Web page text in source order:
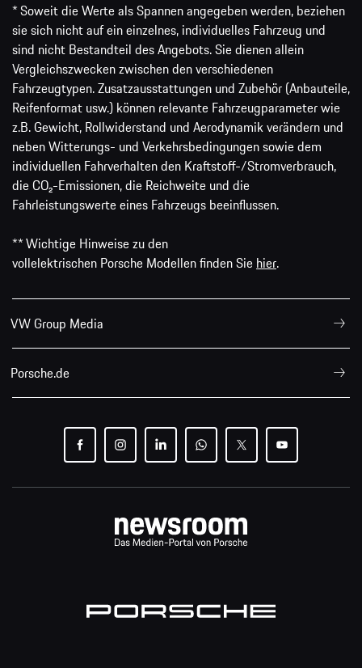
* Soweit die Werte als Spannen angegeben werden, beziehen
sie sich nicht auf ein einzelnes, individuelles Fahrzeug und
sind nicht Bestandteil des Angebots. Sie dienen allein
Vergleichszwecken zwischen den verschiedenen
Fahrzeugtypen. Zusatzausstattungen und Zubehör (Anbauteile,
Reifenformat usw.) können relevante Fahrzeugparameter wie
z.B. Gewicht, Rollwiderstand und Aerodynamik verändern und
neben Witterungs- und Verkehrsbedingungen sowie dem
individuellen Fahrverhalten den Kraftstoff-/Stromverbrauch,
die CO₂-Emissionen, die Reichweite und die
Fahrleistungswerte eines Fahrzeugs beeinflussen.
** Wichtige Hinweise zu den
vollelektrischen Porsche Modellen finden Sie hier.
VW Group Media
Porsche.de